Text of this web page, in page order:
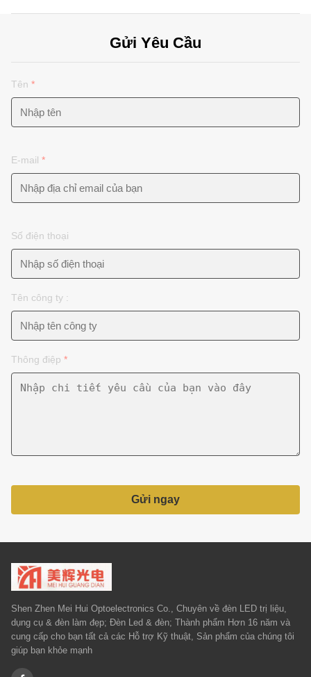
Gửi Yêu Cầu
Tên *
E-mail *
Số điện thoại
Tên công ty :
Thông điệp *
Gửi ngay
Shen Zhen Mei Hui Optoelectronics Co., Chuyên về đèn LED trị liệu,
dụng cụ & đèn làm đẹp; Đèn Led & đèn; Thành phẩm Hơn 16 năm và
cung cấp cho bạn tất cả các Hỗ trợ Kỹ thuật, Sản phẩm của chúng tôi
giúp bạn khỏe mạnh